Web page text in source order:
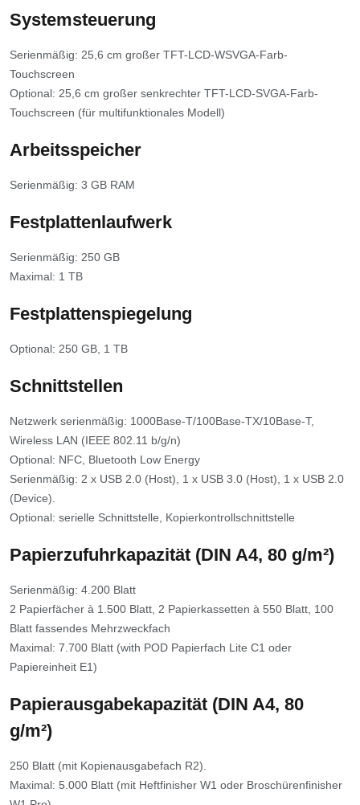
Systemsteuerung
Serienmäßig: 25,6 cm großer TFT-LCD-WSVGA-Farb-
Touchscreen
Optional: 25,6 cm großer senkrechter TFT-LCD-SVGA-Farb-
Touchscreen (für multifunktionales Modell)
Arbeitsspeicher
Serienmäßig: 3 GB RAM
Festplattenlaufwerk
Serienmäßig: 250 GB
Maximal: 1 TB
Festplattenspiegelung
Optional: 250 GB, 1 TB
Schnittstellen
Netzwerk serienmäßig: 1000Base-T/100Base-TX/10Base-T,
Wireless LAN (IEEE 802.11 b/g/n)
Optional: NFC, Bluetooth Low Energy
Serienmäßig: 2 x USB 2.0 (Host), 1 x USB 3.0 (Host), 1 x USB 2.0
(Device).
Optional: serielle Schnittstelle, Kopierkontrollschnittstelle
Papierzufuhrkapazität (DIN A4, 80 g/m²)
Serienmäßig: 4.200 Blatt
2 Papierfächer à 1.500 Blatt, 2 Papierkassetten à 550 Blatt, 100
Blatt fassendes Mehrzweckfach
Maximal: 7.700 Blatt (with POD Papierfach Lite C1 oder
Papiereinheit E1)
Papierausgabekapazität (DIN A4, 80
g/m²)
250 Blatt (mit Kopienausgabefach R2).
Maximal: 5.000 Blatt (mit Heftfinisher W1 oder Broschürenfinisher